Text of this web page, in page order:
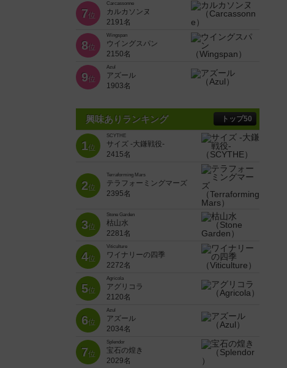
7位
Carcassonne
カルカソンヌ
2191名
8位
Wingspan
ウイングスパン
2150名
9位
Azul
アズール
1903名
興味ありランキング トップ50
1位
SCYTHE
サイズ -大鎌戦役-
2415名
2位
Terraforming Mars
テラフォーミングマーズ
2395名
3位
Stone Garden
枯山水
2281名
4位
Viticulture
ワイナリーの四季
2272名
5位
Agricola
アグリコラ
2120名
6位
Azul
アズール
2034名
7位
Splendor
宝石の煌き
2029名